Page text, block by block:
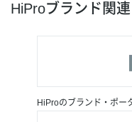
HiProブランド関連
HiProのブランド・ポー